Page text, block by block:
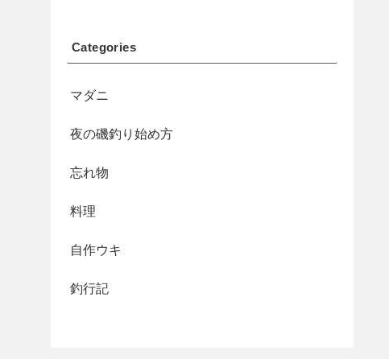
Categories
マダニ
夜の磯釣り始め方
忘れ物
料理
自作ウキ
釣行記